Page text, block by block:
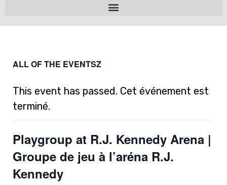
ALL OF THE EVENTSZ
This event has passed. Cet événement est
terminé.
Playgroup at R.J. Kennedy Arena |
Groupe de jeu à l’aréna R.J.
Kennedy